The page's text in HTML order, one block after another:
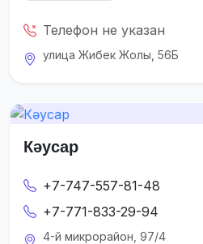
Телефон не указан
улица Жибек Жолы, 56Б
Кәусар
+7-747-557-81-48
+7-771-833-29-94
4-й микрорайон, 97/4